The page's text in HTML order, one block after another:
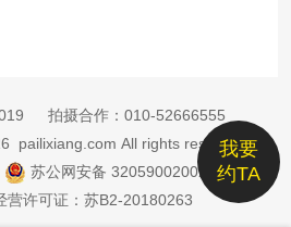
我要
约TA
拍摄合作： 010-52666555
pailixiang.com All rights reserved
苏公网安备 32059002002885号
营许可证：苏B2-20180263